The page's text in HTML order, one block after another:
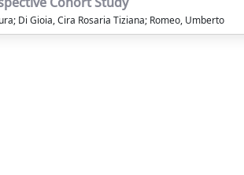
Di Gioia, Cira Rosaria Tiziana; Romeo, Umberto